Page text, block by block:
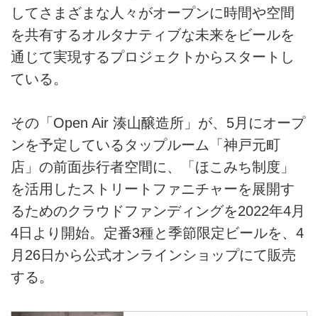
してさまざまな人々がオープンに時間や空間
を共有するオルタナティブな未来をビールを
通じて実現するプロジェクトからスタートし
ている。
その「Open Air 湊山醸造所」が、5月にオープ
ンを予定しているタップルーム「神戸元町
店」の前面歩行者空間に、「ほこみち制度」
を活用したストリートファニチャーを展開す
るためのクラウドファンディングを2022年4月
4日より開始。定番3種と季節限定ビールを、4
月26日から公式オンラインショップにて販売
する。